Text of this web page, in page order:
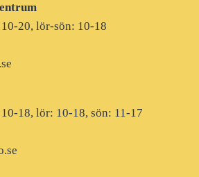
20, lör-sön: 10-18
18, lör: 10-18, sön: 11-17